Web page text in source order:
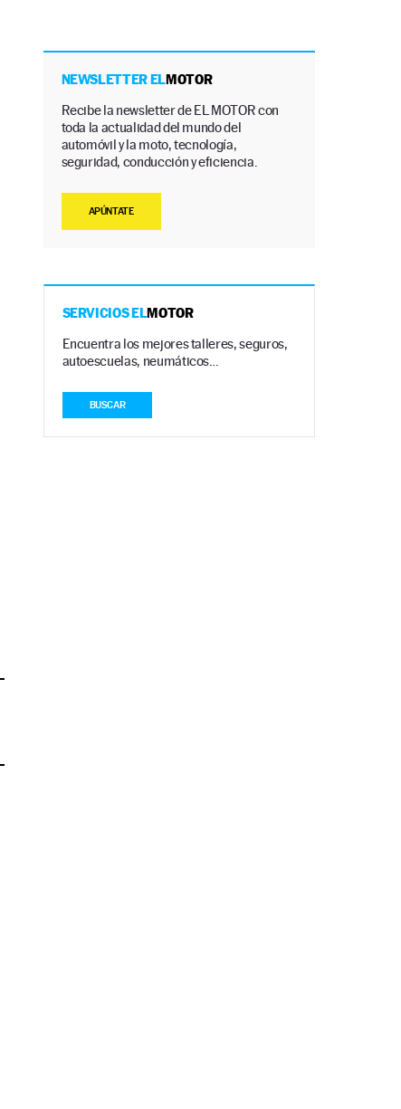
NEWSLETTER ELMOTOR
Recibe la newsletter de EL MOTOR con
toda la actualidad del mundo del
automóvil y la moto, tecnología,
seguridad, conducción y eficiencia.
APÚNTATE
SERVICIOS ELMOTOR
Encuentra los mejores talleres, seguros,
autoescuelas, neumáticos…
BUSCAR